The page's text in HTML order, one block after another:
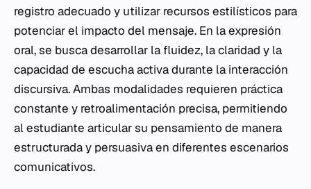
registro adecuado y utilizar recursos estilísticos para
potenciar el impacto del mensaje. En la expresión
oral, se busca desarrollar la fluidez, la claridad y la
capacidad de escucha activa durante la interacción
discursiva. Ambas modalidades requieren práctica
constante y retroalimentación precisa, permitiendo
al estudiante articular su pensamiento de manera
estructurada y persuasiva en diferentes escenarios
comunicativos.